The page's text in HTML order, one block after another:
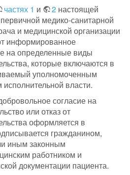
частях 1 и 2 настоящей
медико-санитарной
и медицинской организации
информированное
на определенные виды
которые включаются в
уполномоченным
власти.
согласие на
или отказ от
оформляется в
гражданином,
иным законным
работником и
документации пациента.